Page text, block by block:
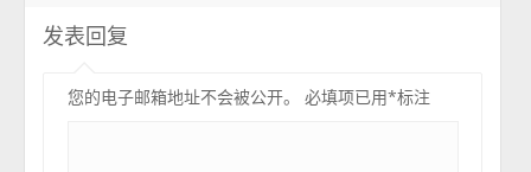
发表回复
您的电子邮箱地址不会被公开。 必填项已用*标注